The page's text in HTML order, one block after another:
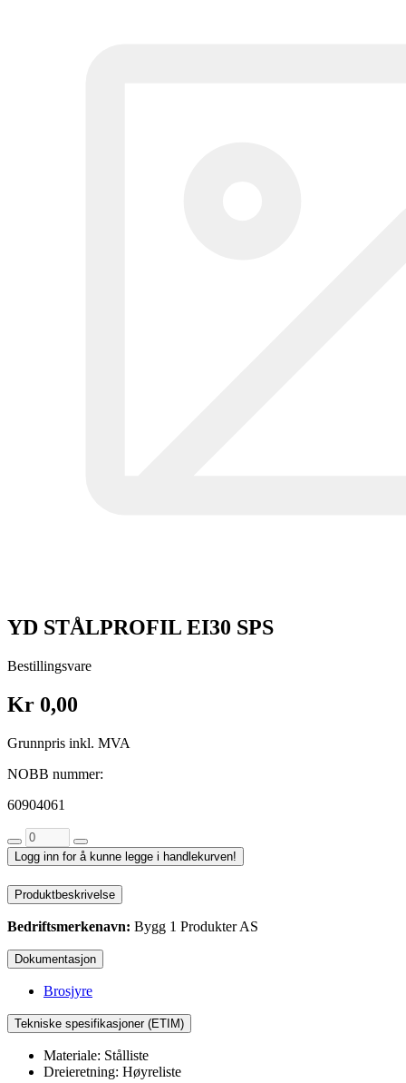
YD STÅLPROFIL EI30 SPS
Bestillingsvare
Kr 0,00
Grunnpris inkl. MVA
NOBB nummer:
60904061
Logg inn for å kunne legge i handlekurven!
Produktbeskrivelse
Bedriftsmerkenavn: Bygg 1 Produkter AS
Dokumentasjon
Brosjyre
Tekniske spesifikasjoner (ETIM)
Materiale: Stålliste
Dreieretning: Høyreliste